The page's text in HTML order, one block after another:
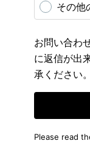
その他
お問い合わ
に返信が出
承ください。
Please read